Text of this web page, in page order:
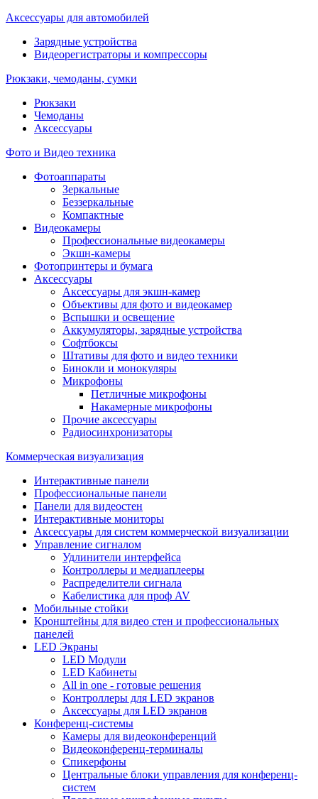
Аксессуары для автомобилей
Зарядные устройства
Видеорегистраторы и компрессоры
Рюкзаки, чемоданы, сумки
Рюкзаки
Чемоданы
Аксессуары
Фото и Видео техника
Фотоаппараты
Зеркальные
Беззеркальные
Компактные
Видеокамеры
Профессиональные видеокамеры
Экшн-камеры
Фотопринтеры и бумага
Аксессуары
Аксессуары для экшн-камер
Объективы для фото и видеокамер
Вспышки и освещение
Аккумуляторы, зарядные устройства
Софтбоксы
Штативы для фото и видео техники
Бинокли и монокуляры
Микрофоны
Петличные микрофоны
Накамерные микрофоны
Прочие аксессуары
Радиосинхронизаторы
Коммерческая визуализация
Интерактивные панели
Профессиональные панели
Панели для видеостен
Интерактивные мониторы
Аксессуары для систем коммерческой визуализации
Управление сигналом
Удлинители интерфейса
Контроллеры и медиаплееры
Распределители сигнала
Кабелистика для проф AV
Мобильные стойки
Кронштейны для видео стен и профессиональных
панелей
LED Экраны
LED Модули
LED Кабинеты
All in one - готовые решения
Контроллеры для LED экранов
Аксессуары для LED экранов
Конференц-системы
Камеры для видеоконференций
Видеоконференц-терминалы
Спикерфоны
Центральные блоки управления для конференц-
систем